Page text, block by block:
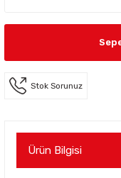
Stok Sorunuz
Ürün Bilgisi